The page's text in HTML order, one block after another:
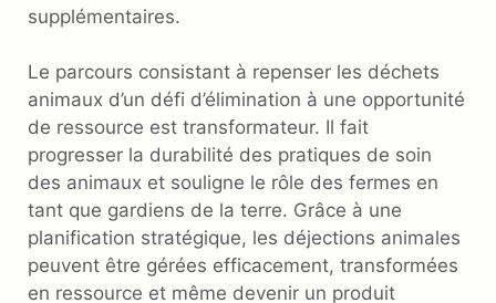
supplémentaires.
Le parcours consistant à repenser les déchets
animaux d’un défi d’élimination à une opportunité
de ressource est transformateur. Il fait
progresser la durabilité des pratiques de soin
des animaux et souligne le rôle des fermes en
tant que gardiens de la terre. Grâce à une
planification stratégique, les déjections animales
peuvent être gérées efficacement, transformées
en ressource et même devenir un produit